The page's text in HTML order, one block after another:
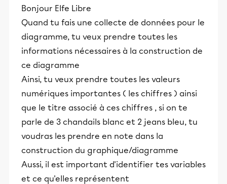
Bonjour Elfe Libre
Quand tu fais une collecte de données pour le
diagramme, tu veux prendre toutes les
informations nécessaires à la construction de
ce diagramme
Ainsi, tu veux prendre toutes les valeurs
numériques importantes ( les chiffres ) ainsi
que le titre associé à ces chiffres , si on te
parle de 3 chandails blanc et 2 jeans bleu, tu
voudras les prendre en note dans la
construction du graphique/diagramme
Aussi, il est important d'identifier tes variables
et ce qu'elles représentent